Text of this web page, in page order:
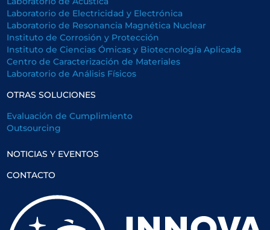
Laboratorio de Electricidad y Electrónica
Laboratorio de Resonancia Magnética Nuclear
Instituto de Corrosión y Protección
Instituto de Ciencias Ómicas y Biotecnología Aplicada
Centro de Caracterización de Materiales
Laboratorio de Análisis Físicos
OTRAS SOLUCIONES
Evaluación de Cumplimiento
Outsourcing
NOTICIAS Y EVENTOS
CONTACTO